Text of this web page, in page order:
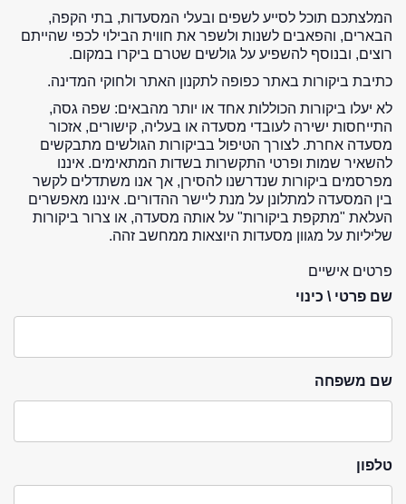
המלצתכם תוכל לסייע לשפים ובעלי המסעדות, בתי הקפה,
הבארים, והפאבים לשנות ולשפר את חווית הבילוי לכפי שהייתם
רוצים, ובנוסף להשפיע על גולשים שטרם ביקרו במקום.
כתיבת ביקורות באתר כפופה לתקנון האתר ולחוקי המדינה.
לא יעלו ביקורות הכוללות אחד או יותר מהבאים: שפה גסה,
התייחסות ישירה לעובדי מסעדה או בעליה, קישורים, אזכור
מסעדה אחרת. לצורך הטיפול בביקורות הגולשים מתבקשים
להשאיר שמות ופרטי התקשרות בשדות המתאימים. איננו
מפרסמים ביקורות שנדרשנו להסירן, אך אנו משתדלים לקשר
בין המסעדה למתלונן על מנת ליישר ההדורים. איננו מאפשרים
העלאת "מתקפת ביקורות" על אותה מסעדה, או צרור ביקורות
שליליות על מגוון מסעדות היוצאות ממחשב זהה.
פרטים אישיים
שם פרטי \ כינוי
שם משפחה
טלפון